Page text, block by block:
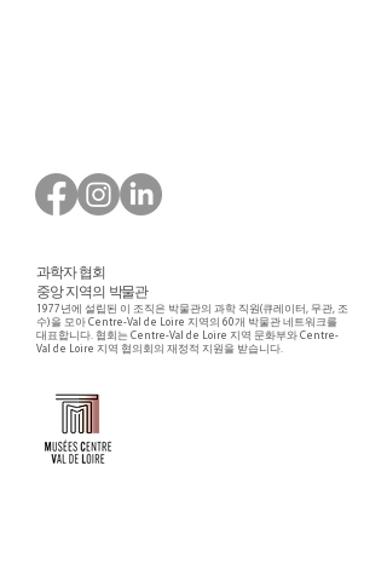
과학자 협회
중앙 지역의 박물관
1977년에 설립된 이 조직은 박물관의 과학 직원(큐레이터, 무관, 조
수)을 모아 Centre-Val de Loire 지역의 60개 박물관 네트워크를
대표합니다. 협회는 Centre-Val de Loire 지역 문화부와 Centre-
Val de Loire 지역 협의회의 재정적 지원을 받습니다.